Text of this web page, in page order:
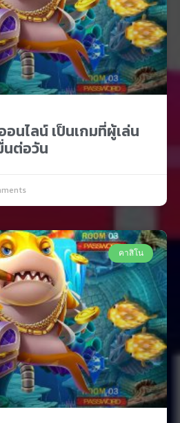
นไลน์ เป็นเกมที่ผู้เล่น
นต่อวัน
คาสิโน